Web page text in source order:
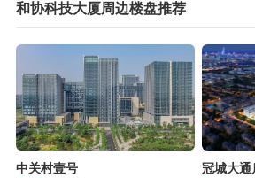
和协科技大厦周边楼盘推荐
中关村壹号
冠城大通